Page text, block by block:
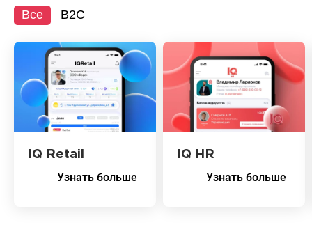
Все B2C
IQ Retail
Узнать больше
IQ HR
Узнать больше